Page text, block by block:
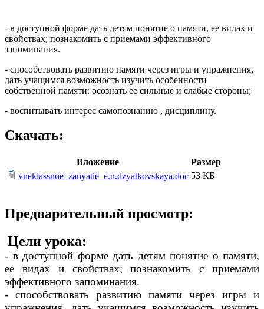
- в доступной форме дать детям понятие о памяти, ее видах и
свойствах; познакомить с приемами эффективного
запоминания.
- способствовать развитию памяти через игры и упражнения,
дать учащимся возможность изучить особенности
собственной памяти: осознать ее сильные и слабые стороны;
- воспитывать интерес самопознанию , дисциплину.
Скачать:
Вложение
Размер
vneklassnoe_zanyatie_e.n.dzyatkovskaya.doc 53 КБ
Предварительный просмотр:
Цели урока:
- в доступной форме дать детям понятие о памяти,
ее видах и свойствах; познакомить с приемами
эффективного запоминания.
- способствовать развитию памяти через игры и